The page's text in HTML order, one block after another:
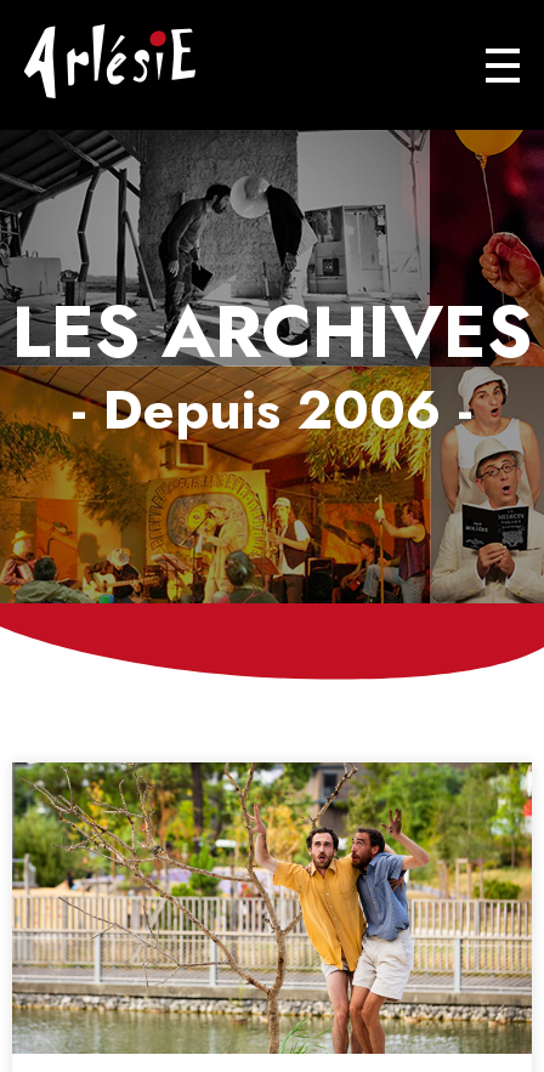
LES ARCHIVES
- Depuis 2006 -